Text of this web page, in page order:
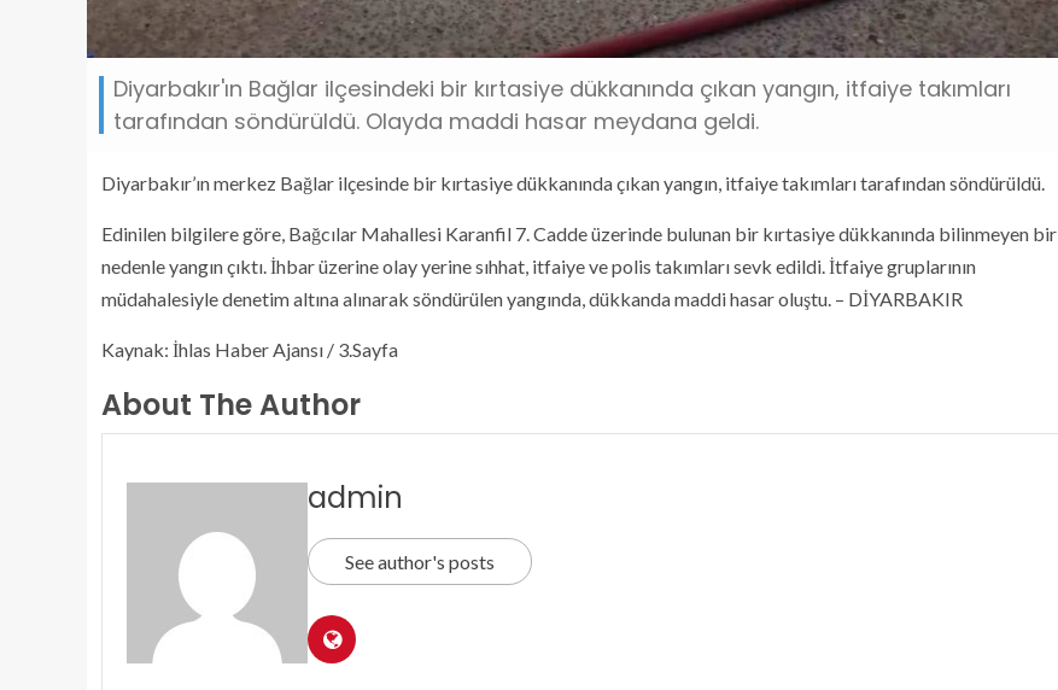
Diyarbakır'ın Bağlar ilçesindeki bir kırtasiye dükkanında çıkan yangın, itfaiye takımları
tarafından söndürüldü. Olayda maddi hasar meydana geldi.
Diyarbakır’ın merkez Bağlar ilçesinde bir kırtasiye dükkanında çıkan yangın, itfaiye takımları tarafından söndürüldü.
Edinilen bilgilere göre, Bağcılar Mahallesi Karanfil 7. Cadde üzerinde bulunan bir kırtasiye dükkanında bilinmeyen bir
nedenle yangın çıktı. İhbar üzerine olay yerine sıhhat, itfaiye ve polis takımları sevk edildi. İtfaiye gruplarının
müdahalesiyle denetim altına alınarak söndürülen yangında, dükkanda maddi hasar oluştu. – DİYARBAKIR
Kaynak: İhlas Haber Ajansı / 3.Sayfa
About The Author
admin
See author's posts